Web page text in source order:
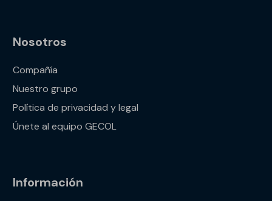
Nosotros
Compañía
Nuestro grupo
Política de privacidad y legal
Únete al equipo GECOL
Información